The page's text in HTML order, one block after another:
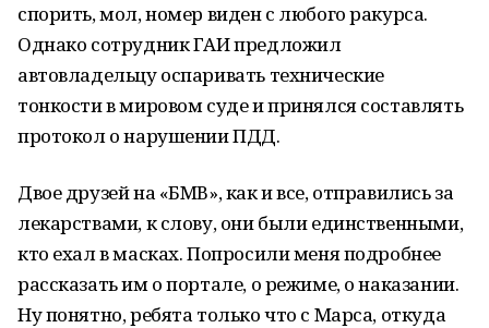
спорить, мол, номер виден с любого ракурса.
Однако сотрудник ГАИ предложил
автовладельцу оспаривать технические
тонкости в мировом суде и принялся составлять
протокол о нарушении ПДД.
Двое друзей на «БМВ», как и все, отправились за
лекарствами, к слову, они были единственными,
кто ехал в масках. Попросили меня подробнее
рассказать им о портале, о режиме, о наказании.
Ну понятно, ребята только что с Марса, откуда